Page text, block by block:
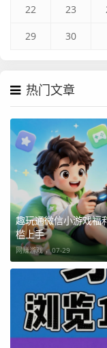
22 23
29 30
热门文章
趣玩通微信小游戏福
槛上手
网赚游戏 ，07-29